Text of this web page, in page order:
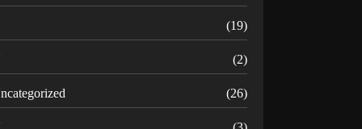
(19)
(2)
(26)